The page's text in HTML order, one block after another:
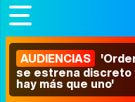
AUDIENCIAS
se estrena discreto
hay más que uno'